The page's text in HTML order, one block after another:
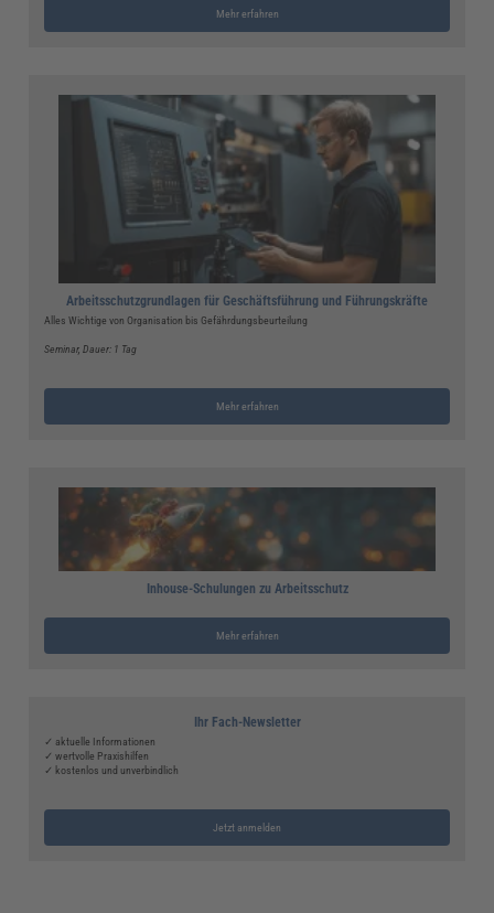
Mehr erfahren
Arbeitsschutzgrundlagen für Geschäftsführung und Führungskräfte
Alles Wichtige von Organisation bis Gefährdungsbeurteilung
Seminar, Dauer: 1 Tag
Mehr erfahren
Inhouse-Schulungen zu Arbeitsschutz
Mehr erfahren
Ihr Fach-Newsletter
✓ aktuelle Informationen
✓ wertvolle Praxishilfen
✓ kostenlos und unverbindlich
Jetzt anmelden